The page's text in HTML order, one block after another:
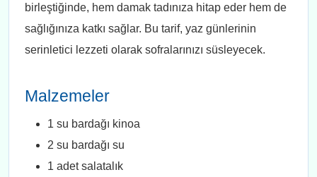
birleştiğinde, hem damak tadınıza hitap eder hem de
sağlığınıza katkı sağlar. Bu tarif, yaz günlerinin
serinletici lezzeti olarak sofralarınızı süsleyecek.
Malzemeler
1 su bardağı kinoa
2 su bardağı su
1 adet salatalık